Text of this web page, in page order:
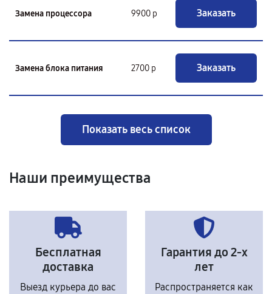
Замена процессора 9900 р Заказать
Замена блока питания 2700 р Заказать
Показать весь список
Наши преимущества
Бесплатная
доставка
Выезд курьера до вас
Гарантия до 2-х
лет
Распространяется как